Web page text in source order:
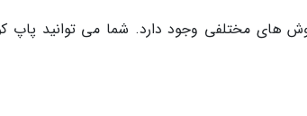
های مختلفی وجود دارد. شما می توانید پاپ